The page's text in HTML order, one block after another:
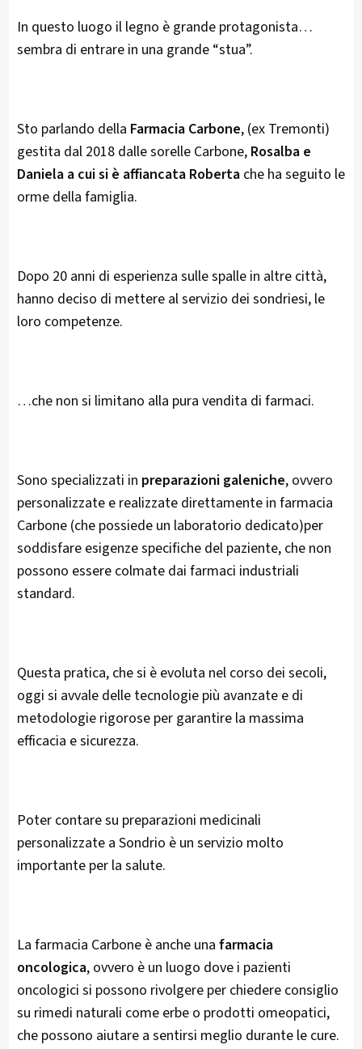
In questo luogo il legno è grande protagonista…
sembra di entrare in una grande “stua”.
Sto parlando della Farmacia Carbone, (ex Tremonti)
gestita dal 2018 dalle sorelle Carbone, Rosalba e
Daniela a cui si è affiancata Roberta che ha seguito le
orme della famiglia.
Dopo 20 anni di esperienza sulle spalle in altre città,
hanno deciso di mettere al servizio dei sondriesi, le
loro competenze.
…che non si limitano alla pura vendita di farmaci.
Sono specializzati in preparazioni galeniche, ovvero
personalizzate e realizzate direttamente in farmacia
Carbone (che possiede un laboratorio dedicato)per
soddisfare esigenze specifiche del paziente, che non
possono essere colmate dai farmaci industriali
standard.
Questa pratica, che si è evoluta nel corso dei secoli,
oggi si avvale delle tecnologie più avanzate e di
metodologie rigorose per garantire la massima
efficacia e sicurezza.
Poter contare su preparazioni medicinali
personalizzate a Sondrio è un servizio molto
importante per la salute.
La farmacia Carbone è anche una farmacia
oncologica, ovvero è un luogo dove i pazienti
oncologici si possono rivolgere per chiedere consiglio
su rimedi naturali come erbe o prodotti omeopatici,
che possono aiutare a sentirsi meglio durante le cure.